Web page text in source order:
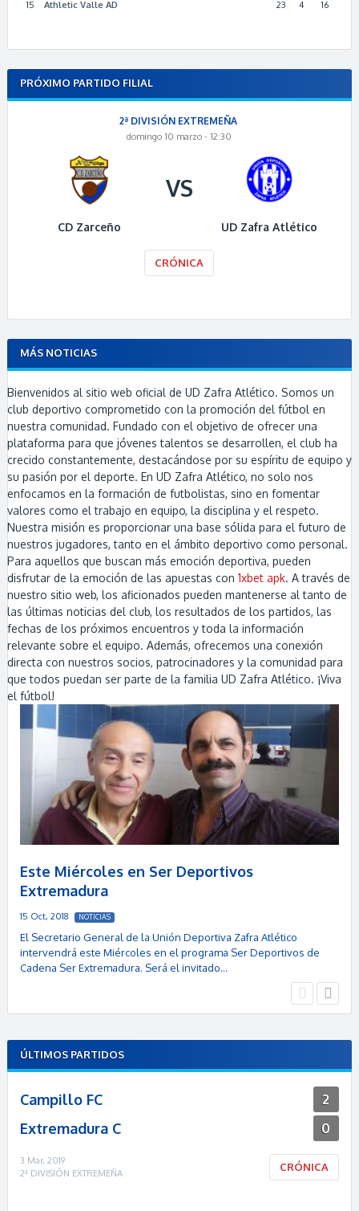
15 Athletic Valle AD 23 4 16
PRÓXIMO PARTIDO FILIAL
2ª DIVISIÓN EXTREMEÑA
domingo 10 marzo - 12:30
CD Zarceño
VS
UD Zafra Atlético
CRÓNICA
MÁS NOTICIAS
Bienvenidos al sitio web oficial de UD Zafra Atlético. Somos un
club deportivo comprometido con la promoción del fútbol en
nuestra comunidad. Fundado con el objetivo de ofrecer una
plataforma para que jóvenes talentos se desarrollen, el club ha
crecido constantemente, destacándose por su espíritu de equipo y
su pasión por el deporte. En UD Zafra Atlético, no solo nos
enfocamos en la formación de futbolistas, sino en fomentar
valores como el trabajo en equipo, la disciplina y el respeto.
Nuestra misión es proporcionar una base sólida para el futuro de
nuestros jugadores, tanto en el ámbito deportivo como personal.
Para aquellos que buscan más emoción deportiva, pueden
disfrutar de la emoción de las apuestas con 1xbet apk. A través de
nuestro sitio web, los aficionados pueden mantenerse al tanto de
las últimas noticias del club, los resultados de los partidos, las
fechas de los próximos encuentros y toda la información
relevante sobre el equipo. Además, ofrecemos una conexión
directa con nuestros socios, patrocinadores y la comunidad para
que todos puedan ser parte de la familia UD Zafra Atlético. ¡Viva
el fútbol!
Este Miércoles en Ser Deportivos
Extremadura
15 Oct, 2018 NOTICIAS
El Secretario General de la Unión Deportiva Zafra Atlético
intervendrá este Miércoles en el programa Ser Deportivos de
Cadena Ser Extremadura. Será el invitado…
ÚLTIMOS PARTIDOS
Campillo FC 2
Extremadura C 0
3 Mar, 2019
2ª DIVISIÓN EXTREMEÑA
CRÓNICA